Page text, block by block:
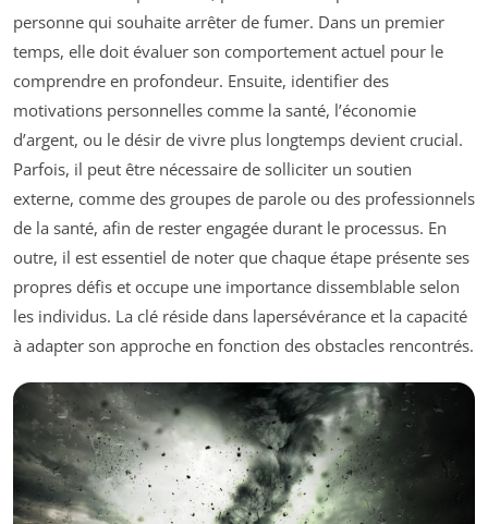
personne qui souhaite arrêter de fumer. Dans un premier
temps, elle doit évaluer son comportement actuel pour le
comprendre en profondeur. Ensuite, identifier des
motivations personnelles comme la santé, l’économie
d’argent, ou le désir de vivre plus longtemps devient crucial.
Parfois, il peut être nécessaire de solliciter un soutien
externe, comme des groupes de parole ou des professionnels
de la santé, afin de rester engagée durant le processus. En
outre, il est essentiel de noter que chaque étape présente ses
propres défis et occupe une importance dissemblable selon
les individus. La clé réside dans lapersévérance et la capacité
à adapter son approche en fonction des obstacles rencontrés.